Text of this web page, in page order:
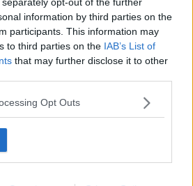
information by third parties on the
participants. This information may
to third parties on the IAB’s List of
that may further disclose it to other
Opt Outs
anche:
di Riccardo Ferrucci
Scarselli “Dialoghi con la città"